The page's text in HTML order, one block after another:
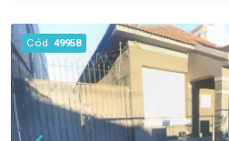
ventilação natural * Sala
com 2 lareiras * Sacada
momentos especiais * Banheira de
hidromassagem * Piso em
Instalação de gás * Garagem individual
Cód. 49958